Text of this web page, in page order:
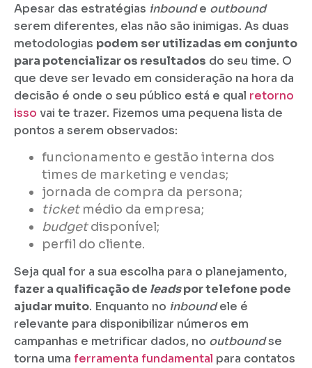
Apesar das estratégias inbounde outbound
serem diferentes, elas não são inimigas. As duas
metodologias podem ser utilizadas em conjunto
para potencializar os resultados do seu time. O
que deve ser levado em consideração na hora da
decisão é onde o seu público está e qual retorno
isso vai te trazer. Fizemos uma pequena lista de
pontos a serem observados:
funcionamento e gestão interna dos
times de marketing e vendas;
jornada de compra da persona;
ticket médio da empresa;
budgetdisponível;
perfil do cliente.
Seja qual for a sua escolha para o planejamento,
fazer a qualificação de leadspor telefone pode
ajudar muito. Enquanto no inboundele é
relevante para disponibilizar números em
campanhas e metrificar dados, no outboundse
torna uma ferramenta fundamental para contatos